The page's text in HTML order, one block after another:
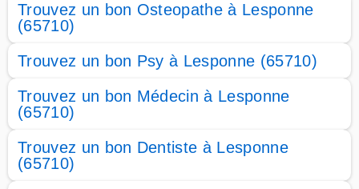
Trouvez un bon Osteopathe à Lesponne
(65710)
Trouvez un bon Psy à Lesponne (65710)
Trouvez un bon Médecin à Lesponne
(65710)
Trouvez un bon Dentiste à Lesponne
(65710)